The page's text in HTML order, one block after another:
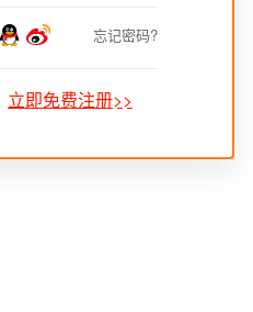
忘记密码?
立即免费注册>>